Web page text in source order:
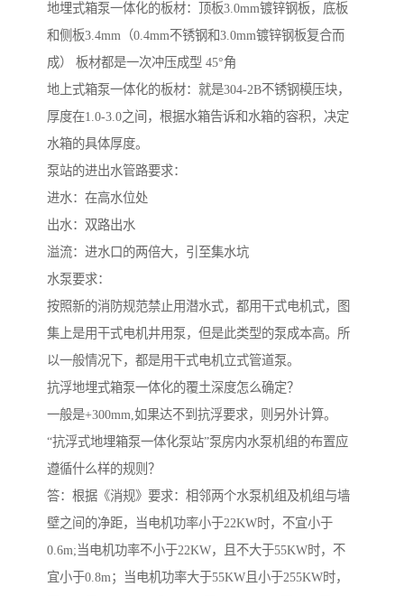
地埋式箱泵一体化的板材：顶板3.0mm镀锌钢板，底板
和侧板3.4mm（0.4mm不锈钢和3.0mm镀锌钢板复合而
成） 板材都是一次冲压成型 45°角
地上式箱泵一体化的板材：就是304-2B不锈钢模压块，
厚度在1.0-3.0之间，根据水箱告诉和水箱的容积，决定
水箱的具体厚度。
泵站的进出水管路要求：
进水：在高水位处
出水：双路出水
溢流：进水口的两倍大，引至集水坑
水泵要求：
按照新的消防规范禁止用潜水式，都用干式电机式，图
集上是用干式电机井用泵，但是此类型的泵成本高。所
以一般情况下，都是用干式电机立式管道泵。
抗浮地埋式箱泵一体化的覆土深度怎么确定？
一般是+300mm,如果达不到抗浮要求，则另外计算。
“抗浮式地埋箱泵一体化泵站”泵房内水泵机组的布置应
遵循什么样的规则？
答：根据《消规》要求：相邻两个水泵机组及机组与墙
壁之间的净距，当电机功率小于22KW时，不宜小于
0.6m;当电机功率不小于22KW，且不大于55KW时，不
宜小于0.8m；当电机功率大于55KW且小于255KW时，